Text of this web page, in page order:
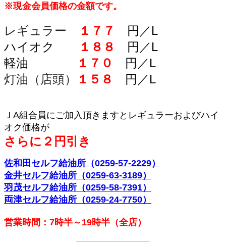
※現金会員価格の金額です。
レギュラー １７７
円／L
ハイオク
１８８
円／L
軽油
１７０
円／L
灯油（店頭）
１５８ 円／L
ＪA組合員にご加入頂きますとレギュラーおよびハイ
オク価格が
さらに２円引き
佐和田セルフ給油所（0259-57-2229）
金井セルフ給油所（0259-63-3189）
羽茂セルフ給油所（0259-58-7391）
両津セルフ給油所（0259-24-7750）
営業時間：7時半～19時半（全店）